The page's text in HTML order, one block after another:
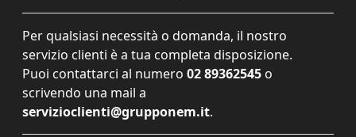
Per qualsiasi necessità o domanda, il nostro
servizio clienti è a tua completa disposizione.
Puoi contattarci al numero 02 89362545 o
scrivendo una mail a
servizioclienti@grupponem.it.